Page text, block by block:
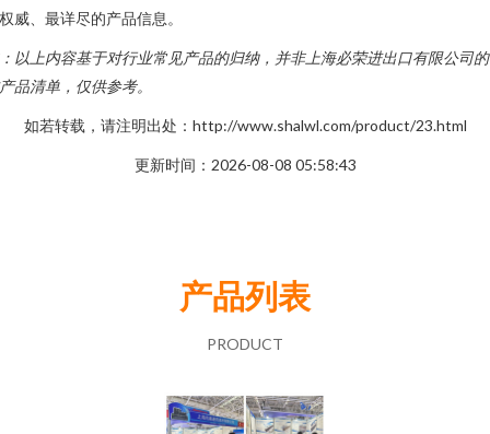
威、最详尽的产品信息。
以上内容基于对行业常见产品的归纳，并非上海必荣进出口有限公司
品清单，仅供参考。
如若转载，请注明出处：http://www.shalwl.com/product/23.html
更新时间：2026-08-08 05:58:43
产品列表
PRODUCT